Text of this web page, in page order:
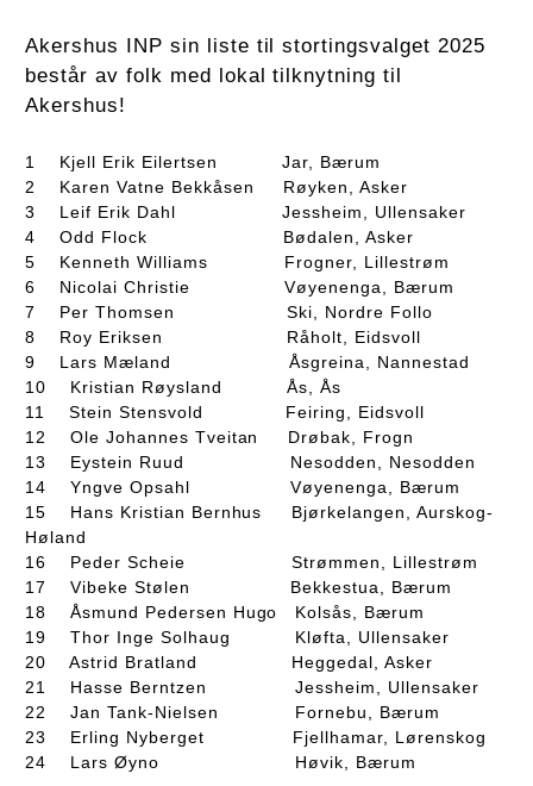
Akershus INP sin liste til stortingsvalget 2025
består av folk med lokal tilknytning til
Akershus!
1 Kjell Erik Eilertsen Jar, Bærum
2 Karen Vatne Bekkåsen Røyken, Asker
3 Leif Erik Dahl Jessheim, Ullensaker
4 Odd Flock Bødalen, Asker
5 Kenneth Williams Frogner, Lillestrøm
6 Nicolai Christie Vøyenenga, Bærum
7 Per Thomsen Ski, Nordre Follo
8 Roy Eriksen Råholt, Eidsvoll
9 Lars Mæland Åsgreina, Nannestad
10 Kristian Røysland Ås, Ås
11 Stein Stensvold Feiring, Eidsvoll
12 Ole Johannes Tveitan Drøbak, Frogn
13 Eystein Ruud Nesodden, Nesodden
14 Yngve Opsahl Vøyenenga, Bærum
15 Hans Kristian Bernhus Bjørkelangen, Aurskog-
Høland
16 Peder Scheie Strømmen, Lillestrøm
17 Vibeke Stølen Bekkestua, Bærum
18 Åsmund Pedersen Hugo Kolsås, Bærum
19 Thor Inge Solhaug Kløfta, Ullensaker
20 Astrid Bratland Heggedal, Asker
21 Hasse Berntzen Jessheim, Ullensaker
22 Jan Tank-Nielsen Fornebu, Bærum
23 Erling Nyberget Fjellhamar, Lørenskog
24 Lars Øyno Høvik, Bærum